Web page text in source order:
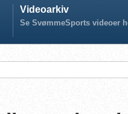
Videoarkiv
Se SvømmeSports videoer